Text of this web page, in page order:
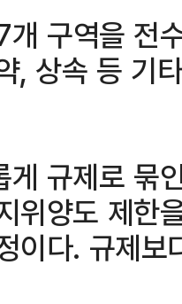
구역을 전
, 상속 등 기
게 규제로 묶
위양도 제한
이다. 규제